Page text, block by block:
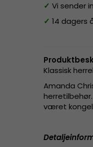
✓ Vi sender
✓ 14 dagers
Klassisk
Amanda
været